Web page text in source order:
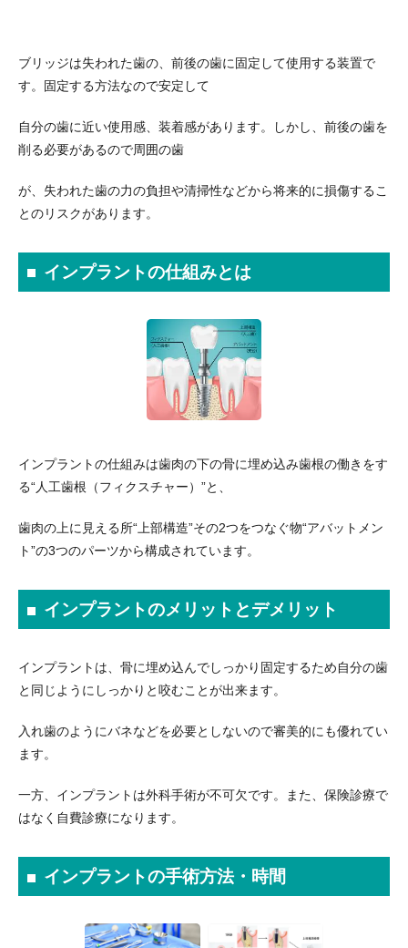
ブリッジは失われた歯の、前後の歯に固定して使用する装置で
す。固定する方法なので安定して
自分の歯に近い使用感、装着感があります。しかし、前後の歯を
削る必要があるので周囲の歯
が、失われた歯の力の負担や清掃性などから将来的に損傷するこ
とのリスクがあります。
インプラントの仕組みとは
インプラントの仕組みは歯肉の下の骨に埋め込み歯根の働きをす
る“人工歯根（フィクスチャー）”と、
歯肉の上に見える所“上部構造”その2つをつなぐ物“アバットメン
ト”の3つのパーツから構成されています。
インプラントのメリットとデメリット
インプラントは、骨に埋め込んでしっかり固定するため自分の歯
と同じようにしっかりと咬むことが出来ます。
入れ歯のようにバネなどを必要としないので審美的にも優れてい
ます。
一方、インプラントは外科手術が不可欠です。また、保険診療で
はなく自費診療になります。
インプラントの手術方法・時間